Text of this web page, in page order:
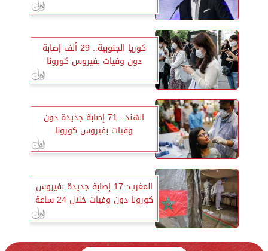
كوريا الجنوبية.. 29 ألف إصابة
دون وفيات بفيروس كورونا
الهند.. 71 إصابة جديدة دون
وفيات بفيروس كورونا
المغرب: 17 إصابة جديدة بفيروس
كورونا دون وفيات خلال 24 ساعة